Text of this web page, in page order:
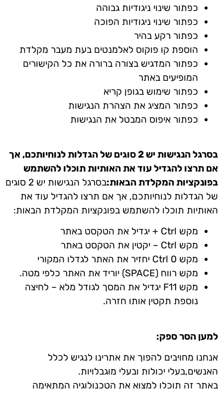
כפתור שינוי ניגודיות גבוהה
כפתור שינוי ניגודיות הפוכה
כפתור רקע בהיר
הוספת קו פוקוס לאלמנטים בעת מעבר מקלדת
כפתור המדגיש בצורה ברורה את כל הקישורים
המופיעים באתר
כפתור שימוש בגופן קריא
כפתור המציג את הצהרת הנגישות
כפתור איפוס המבטל את הנגישות
בסרגל הנגישות יש 2 סוגים של הגדלות לנוחיותכם, אך
אם תרצו להגדיל עוד את האותיות תוכלו להשתמש
בפונקציות המקלדת הבאות:
בסרגל הנגישות יש 2 סוגים
של הגדלות לנוחיותכם, אך אם תרצו להגדיל עוד את
האותיות תוכלו להשתמש בפונקציות המקלדת הבאות:
מקש Ctrl + יגדיל את הטקסט באתר
מקש Ctrl – יקטין את הטקסט באתר
מקש Ctrl 0 יחזיר את האתר לגדלו המקורי
מקש רווח (SPACE) יוריד את האתר כלפי מטה.
מקש F11 יגדיל את המסך לגודל מלא – לחיצה
נוספת תקטין אותו חזרה.
למען הסר ספק:
אנחנו מחויבים להפוך את אתרינו לנגיש לכלל
האנשים,בעלי יכולות ובעלי מוגבלויות.
באתר זה תוכלו למצוא את הטכנולוגיה המתאימה